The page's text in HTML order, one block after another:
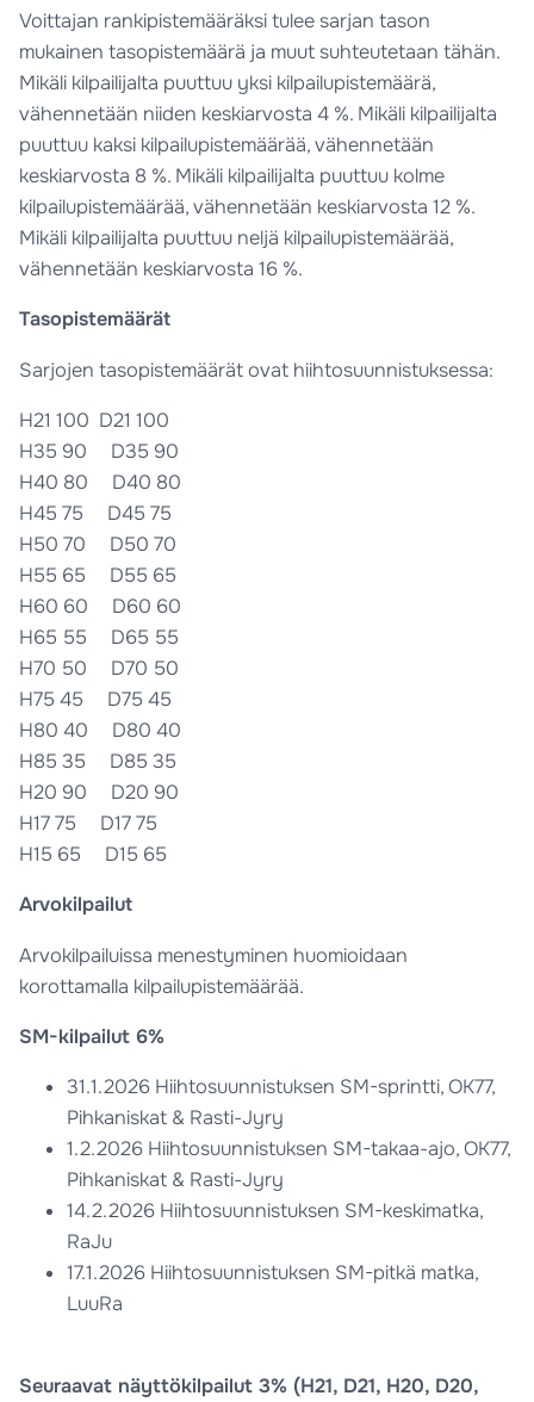
Voittajan rankipistemääräksi tulee sarjan tason
mukainen tasopistemäärä ja muut suhteutetaan tähän.
Mikäli kilpailijalta puuttuu yksi kilpailupistemäärä,
vähennetään niiden keskiarvosta 4 %. Mikäli kilpailijalta
puuttuu kaksi kilpailupistemäärää, vähennetään
keskiarvosta 8 %. Mikäli kilpailijalta puuttuu kolme
kilpailupistemäärää, vähennetään keskiarvosta 12 %.
Mikäli kilpailijalta puuttuu neljä kilpailupistemäärää,
vähennetään keskiarvosta 16 %.
Tasopistemäärät
Sarjojen tasopistemäärät ovat hiihtosuunnistuksessa:
H21 100 D21 100
H35 90 D35 90
H40 80 D40 80
H45 75 D45 75
H50 70 D50 70
H55 65 D55 65
H60 60 D60 60
H65 55 D65 55
H70 50 D70 50
H75 45 D75 45
H80 40 D80 40
H85 35 D85 35
H20 90 D20 90
H17 75 D17 75
H15 65 D15 65
Arvokilpailut
Arvokilpailuissa menestyminen huomioidaan
korottamalla kilpailupistemäärää.
SM-kilpailut 6%
31.1.2026 Hiihtosuunnistuksen SM-sprintti, OK77,
Pihkaniskat & Rasti-Jyry
1.2.2026 Hiihtosuunnistuksen SM-takaa-ajo, OK77,
Pihkaniskat & Rasti-Jyry
14.2.2026 Hiihtosuunnistuksen SM-keskimatka,
RaJu
17.1.2026 Hiihtosuunnistuksen SM-pitkä matka,
LuuRa
Seuraavat näyttökilpailut 3% (H21, D21, H20, D20,